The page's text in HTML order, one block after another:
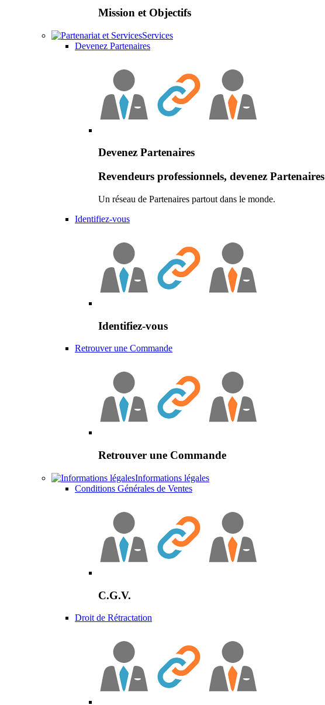
Mission et Objectifs
Services
Devenez Partenaires
Devenez Partenaires
Revendeurs professionnels, devenez Partenaires
Un réseau de Partenaires partout dans le monde.
Identifiez-vous
Identifiez-vous
Retrouver une Commande
Retrouver une Commande
Informations légales
Conditions Générales de Ventes
C.G.V.
Droit de Rétractation